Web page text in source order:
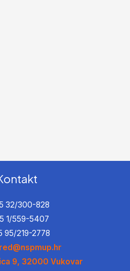
32/300-828
1/559-5407
95/219-2778
9, 32000 Vukovar